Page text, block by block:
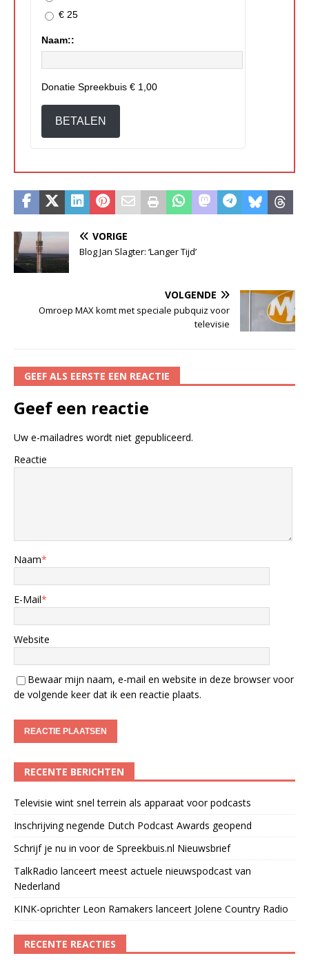
€ 25
Naam::
Donatie Spreekbuis € 1,00
BETALEN
VORIGE
Blog Jan Slagter: ‘Langer Tijd’
VOLGENDE
Omroep MAX komt met speciale pubquiz voor
televisie
GEEF ALS EERSTE EEN REACTIE
Geef een reactie
Uw e-mailadres wordt niet gepubliceerd.
Reactie
Naam*
E-Mail*
Website
Bewaar mijn naam, e-mail en website in deze browser voor
de volgende keer dat ik een reactie plaats.
RECENTE BERICHTEN
Televisie wint snel terrein als apparaat voor podcasts
Inschrijving negende Dutch Podcast Awards geopend
Schrijf je nu in voor de Spreekbuis.nl Nieuwsbrief
TalkRadio lanceert meest actuele nieuwspodcast van
Nederland
KINK-oprichter Leon Ramakers lanceert Jolene Country Radio
RECENTE REACTIES